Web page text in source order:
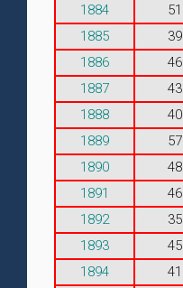
1884
51
1885
39
1886
46
1887
43
1888
40
1889
57
1890
48
1891
46
1892
35
1893
45
1894
41